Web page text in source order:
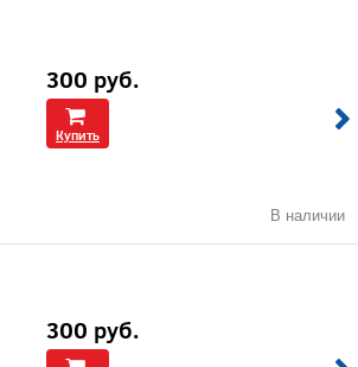
300 руб.
Купить
В наличии
300 руб.